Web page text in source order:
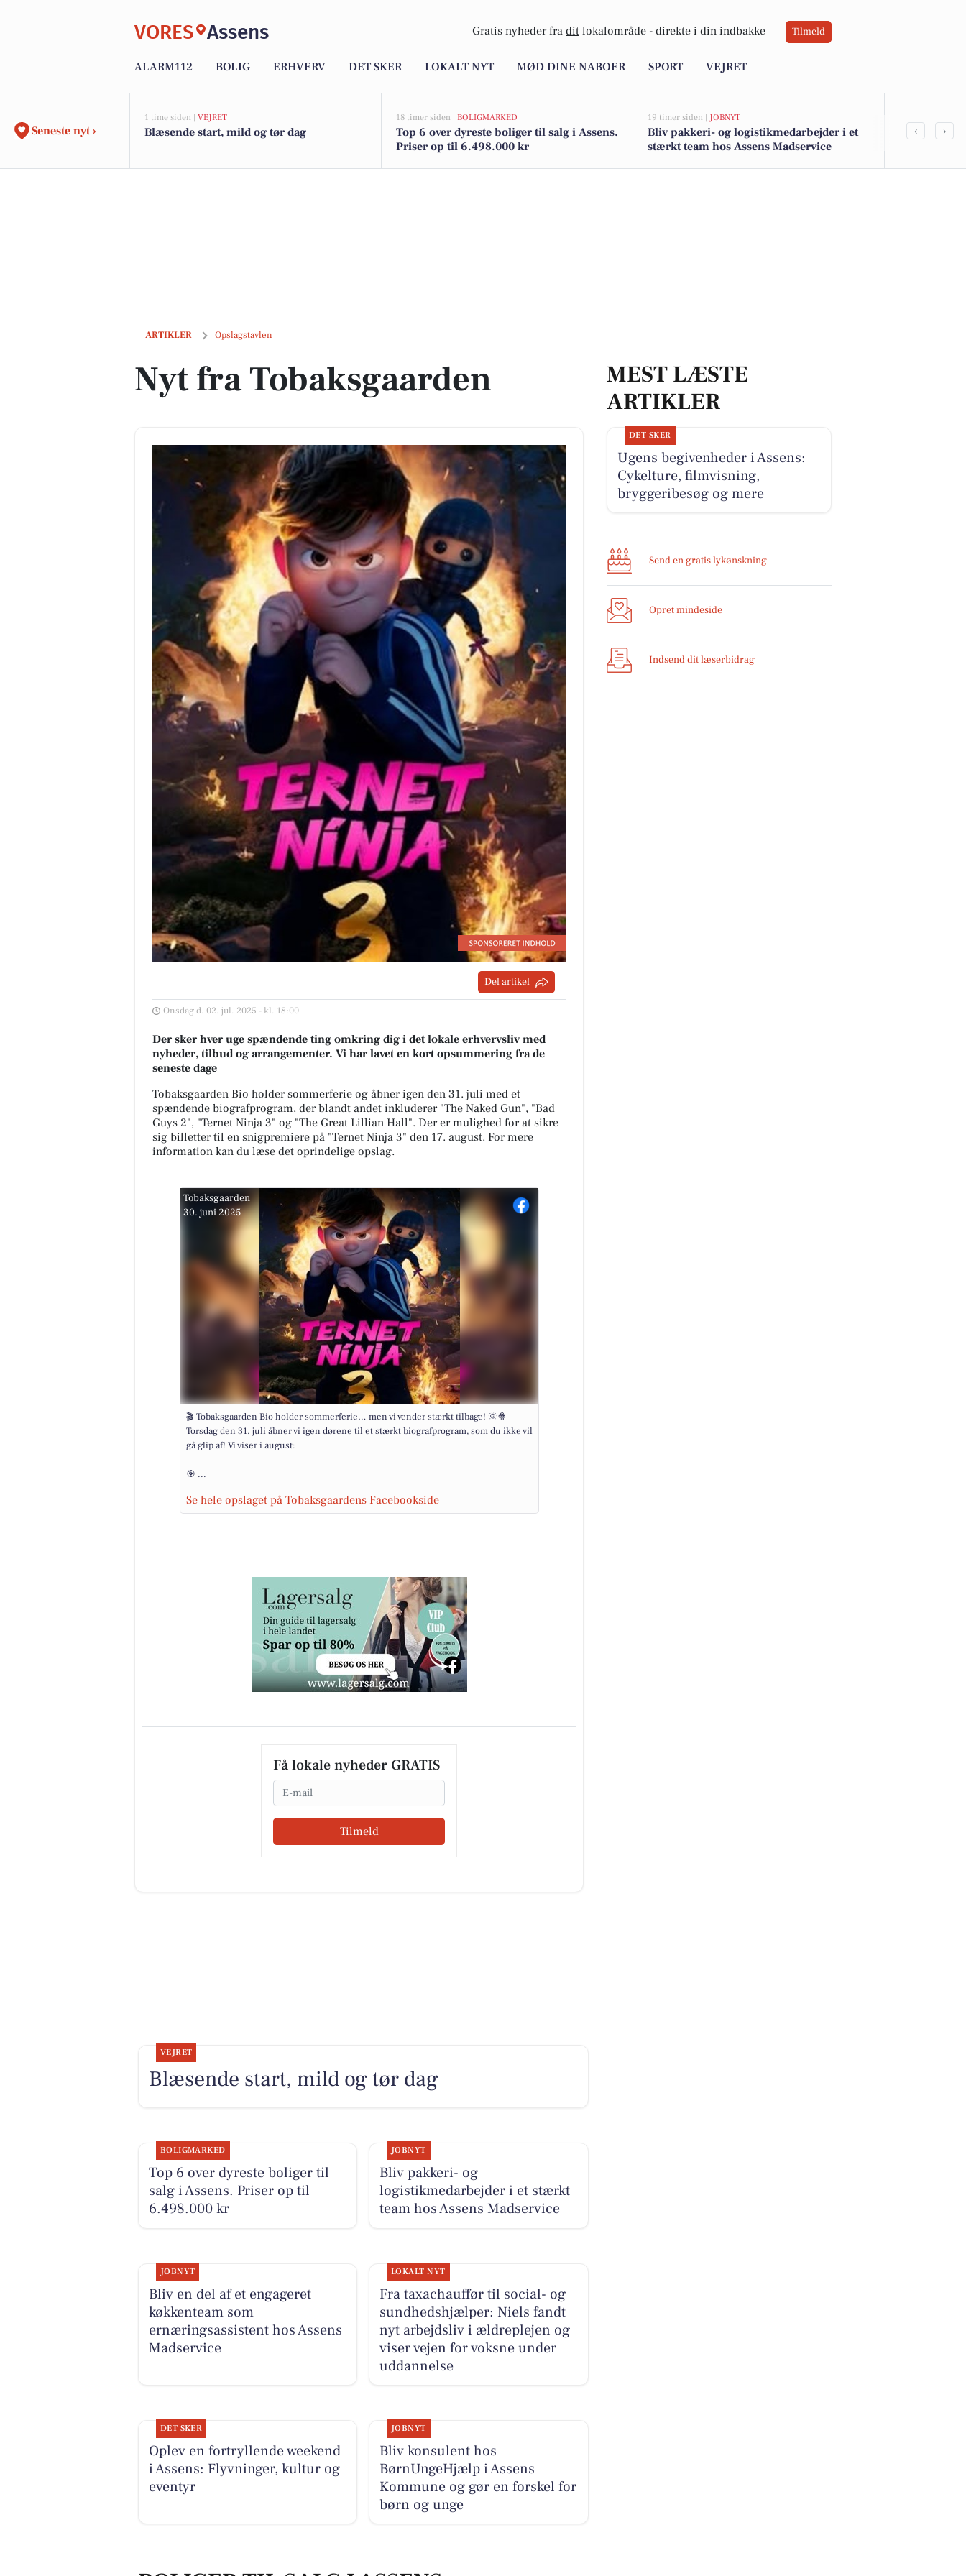
VORES Assens Gratis nyheder fra dit lokalområde - direkte i din indbakke Tilmeld
ALARM112 BOLIG ERHVERV DET SKER LOKALT NYT MØD DINE NABOER SPORT VEJRET
Seneste nyt ›
1 time siden | VEJRET
Blæsende start, mild og tør dag
18 timer siden | BOLIGMARKED
Top 6 over dyreste boliger til salg i Assens.
Priser op til 6.498.000 kr
19 timer siden | JOBNYT
Bliv pakkeri- og logistikmedarbejder i et
stærkt team hos Assens Madservice
Bliv en del
‹ ›
ARTIKLER Opslagstavlen
Nyt fra Tobaksgaarden
Nyt fra Tobaksgaarden
Del artikel
Onsdag d. 02. jul. 2025 - kl. 18:00
Der sker hver uge spændende ting omkring dig i det lokale erhvervsliv med
nyheder, tilbud og arrangementer. Vi har lavet en kort opsummering fra de
seneste dage
Tobaksgaarden Bio holder sommerferie og åbner igen den 31. juli med et
spændende biografprogram, der blandt andet inkluderer "The Naked Gun", "Bad
Guys 2", "Ternet Ninja 3" og "The Great Lillian Hall". Der er mulighed for at sikre
sig billetter til en snigpremiere på "Ternet Ninja 3" den 17. august. For mere
information kan du læse det oprindelige opslag.
Tobaksgaarden
30. juni 2025
🎬 Tobaksgaarden Bio holder sommerferie… men vi vender stærkt tilbage! 🌞🍿
Torsdag den 31. juli åbner vi igen dørene til et stærkt biografprogram, som du ikke vil
gå glip af! Vi viser i august:
🎯 ...
Se hele opslaget på Tobaksgaardens Facebookside
Få lokale nyheder GRATIS
Email
Tilmeld
MEST LÆSTE
ARTIKLER
DET SKER
Ugens begivenheder i Assens:
Cykelture, filmvisning,
bryggeribesøg og mere
Send en gratis lykønskning
Opret mindeside
Indsend dit læserbidrag
VEJRET
Blæsende start, mild og tør dag
BOLIGMARKED
Top 6 over dyreste boliger til
salg i Assens. Priser op til
6.498.000 kr
JOBNYT
Bliv pakkeri- og
logistikmedarbejder i et stærkt
team hos Assens Madservice
JOBNYT
Bliv en del af et engageret
køkkenteam som
ernæringsassistent hos Assens
Madservice
LOKALT NYT
Fra taxachauffør til social- og
sundhedshjælper: Niels fandt
nyt arbejdsliv i ældreplejen og
viser vejen for voksne under
uddannelse
DET SKER
Oplev en fortryllende weekend
i Assens: Flyvninger, kultur og
eventyr
JOBNYT
Bliv konsulent hos
BørnUngeHjælp i Assens
Kommune og gør en forskel for
børn og unge